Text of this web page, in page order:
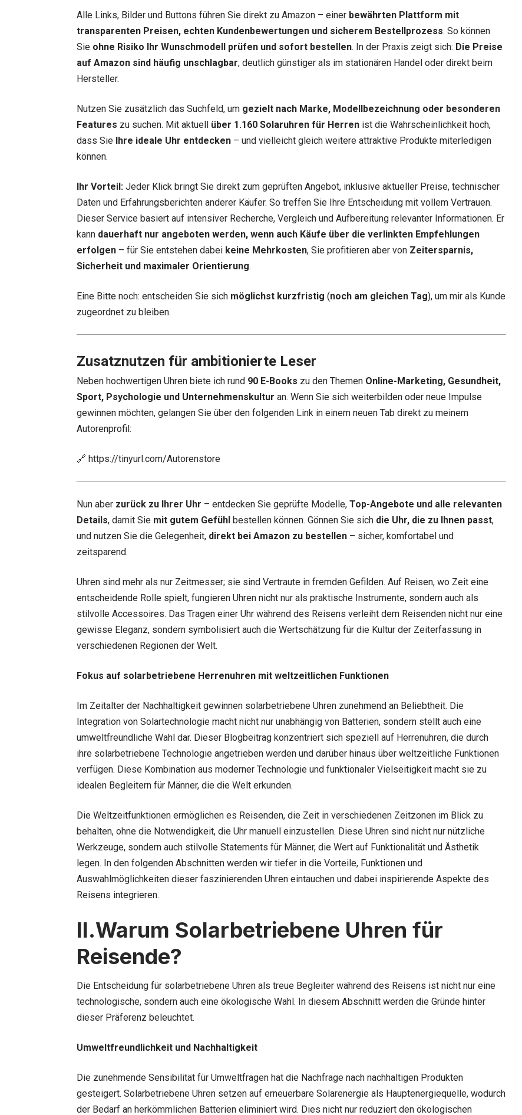
Alle Links, Bilder und Buttons führen Sie direkt zu Amazon – einer bewährten Plattform mit
transparenten Preisen, echten Kundenbewertungen und sicherem Bestellprozess. So können
Sie ohne Risiko Ihr Wunschmodell prüfen und sofort bestellen. In der Praxis zeigt sich: Die Preise
auf Amazon sind häufig unschlagbar, deutlich günstiger als im stationären Handel oder direkt beim
Hersteller.
Nutzen Sie zusätzlich das Suchfeld, um gezielt nach Marke, Modellbezeichnung oder besonderen
Features zu suchen. Mit aktuell über 1.160 Solaruhren für Herren ist die Wahrscheinlichkeit hoch,
dass Sie Ihre ideale Uhr entdecken – und vielleicht gleich weitere attraktive Produkte miterledigen
können.
Ihr Vorteil: Jeder Klick bringt Sie direkt zum geprüften Angebot, inklusive aktueller Preise, technischer
Daten und Erfahrungsberichten anderer Käufer. So treffen Sie Ihre Entscheidung mit vollem Vertrauen.
Dieser Service basiert auf intensiver Recherche, Vergleich und Aufbereitung relevanter Informationen. Er
kann dauerhaft nur angeboten werden, wenn auch Käufe über die verlinkten Empfehlungen
erfolgen – für Sie entstehen dabei keine Mehrkosten, Sie profitieren aber von Zeitersparnis,
Sicherheit und maximaler Orientierung.
Eine Bitte noch: entscheiden Sie sich möglichst kurzfristig (noch am gleichen Tag), um mir als Kunde
zugeordnet zu bleiben.
Zusatznutzen für ambitionierte Leser
Neben hochwertigen Uhren biete ich rund 90 E-Books zu den Themen Online-Marketing, Gesundheit,
Sport, Psychologie und Unternehmenskultur an. Wenn Sie sich weiterbilden oder neue Impulse
gewinnen möchten, gelangen Sie über den folgenden Link in einem neuen Tab direkt zu meinem
Autorenprofil:
🔗 https://tinyurl.com/Autorenstore
Nun aber zurück zu Ihrer Uhr – entdecken Sie geprüfte Modelle, Top-Angebote und alle relevanten
Details, damit Sie mit gutem Gefühl bestellen können. Gönnen Sie sich die Uhr, die zu Ihnen passt,
und nutzen Sie die Gelegenheit, direkt bei Amazon zu bestellen – sicher, komfortabel und
zeitsparend.
Uhren sind mehr als nur Zeitmesser; sie sind Vertraute in fremden Gefilden. Auf Reisen, wo Zeit eine
entscheidende Rolle spielt, fungieren Uhren nicht nur als praktische Instrumente, sondern auch als
stilvolle Accessoires. Das Tragen einer Uhr während des Reisens verleiht dem Reisenden nicht nur eine
gewisse Eleganz, sondern symbolisiert auch die Wertschätzung für die Kultur der Zeiterfassung in
verschiedenen Regionen der Welt.
Fokus auf solarbetriebene Herrenuhren mit weltzeitlichen Funktionen
Im Zeitalter der Nachhaltigkeit gewinnen solarbetriebene Uhren zunehmend an Beliebtheit. Die
Integration von Solartechnologie macht nicht nur unabhängig von Batterien, sondern stellt auch eine
umweltfreundliche Wahl dar. Dieser Blogbeitrag konzentriert sich speziell auf Herrenuhren, die durch
ihre solarbetriebene Technologie angetrieben werden und darüber hinaus über weltzeitliche Funktionen
verfügen. Diese Kombination aus moderner Technologie und funktionaler Vielseitigkeit macht sie zu
idealen Begleitern für Männer, die die Welt erkunden.
Die Weltzeitfunktionen ermöglichen es Reisenden, die Zeit in verschiedenen Zeitzonen im Blick zu
behalten, ohne die Notwendigkeit, die Uhr manuell einzustellen. Diese Uhren sind nicht nur nützliche
Werkzeuge, sondern auch stilvolle Statements für Männer, die Wert auf Funktionalität und Ästhetik
legen. In den folgenden Abschnitten werden wir tiefer in die Vorteile, Funktionen und
Auswahlmöglichkeiten dieser faszinierenden Uhren eintauchen und dabei inspirierende Aspekte des
Reisens integrieren.
II.Warum Solarbetriebene Uhren für
Reisende?
Die Entscheidung für solarbetriebene Uhren als treue Begleiter während des Reisens ist nicht nur eine
technologische, sondern auch eine ökologische Wahl. In diesem Abschnitt werden die Gründe hinter
dieser Präferenz beleuchtet.
Umweltfreundlichkeit und Nachhaltigkeit
Die zunehmende Sensibilität für Umweltfragen hat die Nachfrage nach nachhaltigen Produkten
gesteigert. Solarbetriebene Uhren setzen auf erneuerbare Solarenergie als Hauptenergiequelle, wodurch
der Bedarf an herkömmlichen Batterien eliminiert wird. Dies nicht nur reduziert den ökologischen